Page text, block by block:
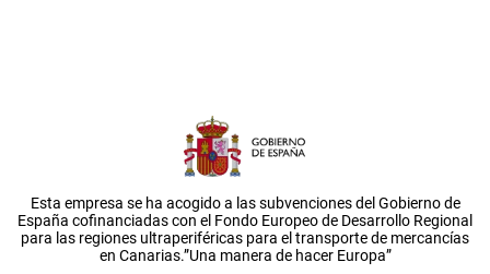
Esta empresa se ha acogido a las subvenciones del Gobierno de
España cofinanciadas con el Fondo Europeo de Desarrollo Regional
para las regiones ultraperiféricas para el transporte de mercancías
en Canarias.”Una manera de hacer Europa”